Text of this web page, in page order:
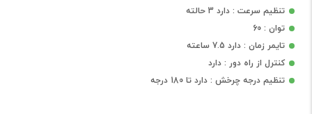
تنظیم سرعت : دارد 3 حالته
توان : 60
تایمر زمان : دارد 7.5 ساعته
کنترل از راه دور : دارد
تنظیم درجه چرخش : دارد تا 180 درجه